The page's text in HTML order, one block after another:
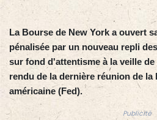
La Bourse de New York a ouvert
pénalisée par un nouveau repli
sur fond d'attentisme à la veille
rendu de la dernière réunion de la
américaine (Fed).
Publicité